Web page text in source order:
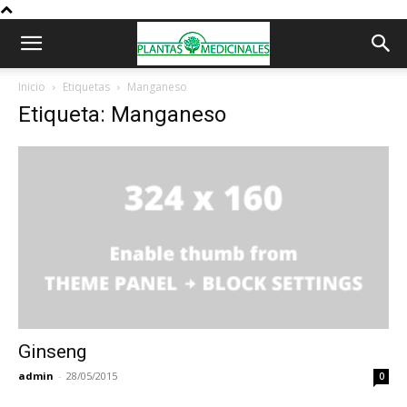
Inicio Etiquetas Manganeso
Etiqueta: Manganeso
Ginseng
admin - 28/05/2015 0